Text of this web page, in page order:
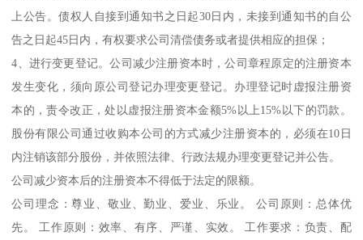
上公告。债权人自接到通知书之日起30日内，未接到通知书的自公
告之日起45日内，有权要求公司清偿债务或者提供相应的担保；
4、进行变更登记。公司减少注册资本时，公司章程原定的注册资本
发生变化，须向原公司登记办理变更登记。办理登记时虚报注册资
本的，责令改正，处以虚报注册资本金额5%以上15%以下的罚款。
股份有限公司通过收购本公司的方式减少注册资本的，必须在10日
内注销该部分股份，并依照法律、行政法规办理变更登记并公告。
公司减少资本后的注册资本不得低于法定的限额。
公司理念：尊业、敬业、勤业、爱业、乐业。 公司原则：总体优
先。 工作原则：效率、有序、严谨、实效。 工作要求：负责、配